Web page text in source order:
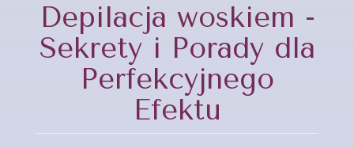
Depilacja woskiem -
Sekrety i Porady dla
Perfekcyjnego
Efektu